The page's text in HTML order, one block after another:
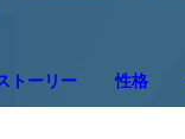
トーリー 性格